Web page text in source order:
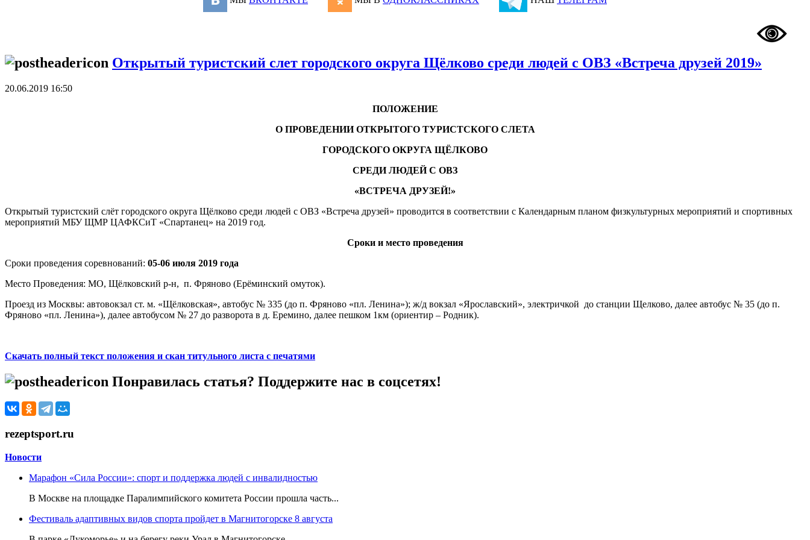
Открытый туристский слет городского округа Щёлково среди людей с ОВЗ «Встреча друзей 2019»
20.06.2019 16:50
ПОЛОЖЕНИЕ
О ПРОВЕДЕНИИ ОТКРЫТОГО ТУРИСТСКОГО СЛЕТА
ГОРОДСКОГО ОКРУГА ЩЁЛКОВО
СРЕДИ ЛЮДЕЙ С ОВЗ
«ВСТРЕЧА ДРУЗЕЙ!»
Открытый туристский слёт городского округа Щёлково среди людей с ОВЗ «Встреча друзей» проводится в соответствии с Календарным планом физкультурных мероприятий и спортивных
мероприятий МБУ ЩМР ЦАФКСиТ «Спартанец» на 2019 год.
Сроки и место проведения
Сроки проведения соревнований: 05-06 июля 2019 года
Место Проведения: МО, Щёлковский р-н, п. Фряново (Ерёминский омуток).
Проезд из Москвы: автовокзал ст. м. «Щёлковская», автобус № 335 (до п. Фряново «пл. Ленина»); ж/д вокзал «Ярославский», электричкой до станции Щелково, далее автобус № 35 (до п.
Фряново «пл. Ленина»), далее автобусом № 27 до разворота в д. Еремино, далее пешком 1км (ориентир – Родник).
Скачать полный текст положения и скан титульного листа с печатями
Понравилась статья? Поддержите нас в соцсетях!
rezeptsport.ru
Новости
Марафон «Сила России»: спорт и поддержка людей с инвалидностью
В Москве на площадке Паралимпийского комитета России прошла часть...
Фестиваль адаптивных видов спорта пройдет в Магнитогорске 8 августа